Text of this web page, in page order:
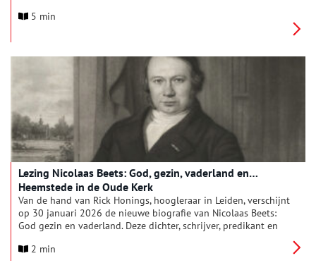
projecten in te dienen die bijdragen aan de viering van dit
aangedragen scoorden goed bij de commissie die de subsidie
mocht toekennen. Het wordt een druk programma voor het
bestuur en een aantal enthousiaste vrijwilligers van de
vereniging.
5 min
Lezing Nicolaas Beets: God, gezin, vaderland en…
Heemstede in de Oude Kerk
Van de hand van Rick Honings, hoogleraar in Leiden, verschijnt
op 30 januari 2026 de nieuwe biografie van Nicolaas Beets:
God gezin en vaderland. Deze dichter, schrijver, predikant en
van een tijdperk. De Historische Vereniging Heemstede-
2 min